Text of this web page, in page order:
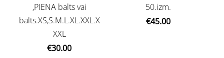
,PIENA balts vai
balts.XS,S.M.L.XL.XXL.X
XXL
€30.00
50.izm.
€45.00